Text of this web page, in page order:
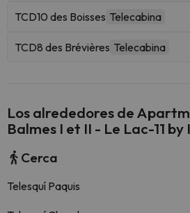
TCD10 des Boisses Telecabina
TCD8 des Brévières Telecabina
Los alrededores de
Balmes I et II - Le Lac-11
Cerca
Telesquí Paquis